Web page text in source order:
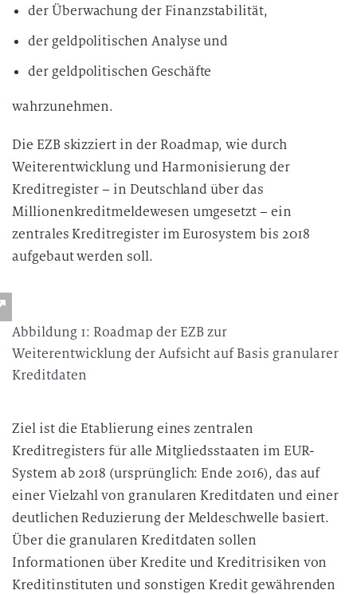
der Überwachung der Finanzstabilität,
der geldpolitischen Analyse und
der geldpolitischen Geschäfte
wahrzunehmen.
Die EZB skizziert in der Roadmap, wie durch
Weiterentwicklung und Harmonisierung der
Kreditregister – in Deutschland über das
Millionenkreditmeldewesen umgesetzt – ein
zentrales Kreditregister im Eurosystem bis 2018
aufgebaut werden soll.
Abbildung 1: Roadmap der EZB zur
Weiterentwicklung der Aufsicht auf Basis granularer
Kreditdaten
Ziel ist die Etablierung eines zentralen
Kreditregisters für alle Mitgliedsstaaten im EUR-
System ab 2018 (ursprünglich: Ende 2016), das auf
einer Vielzahl von granularen Kreditdaten und einer
deutlichen Reduzierung der Meldeschwelle basiert.
Über die granularen Kreditdaten sollen
Informationen über Kredite und Kreditrisiken von
Kreditinstituten und sonstigen Kredit gewährenden